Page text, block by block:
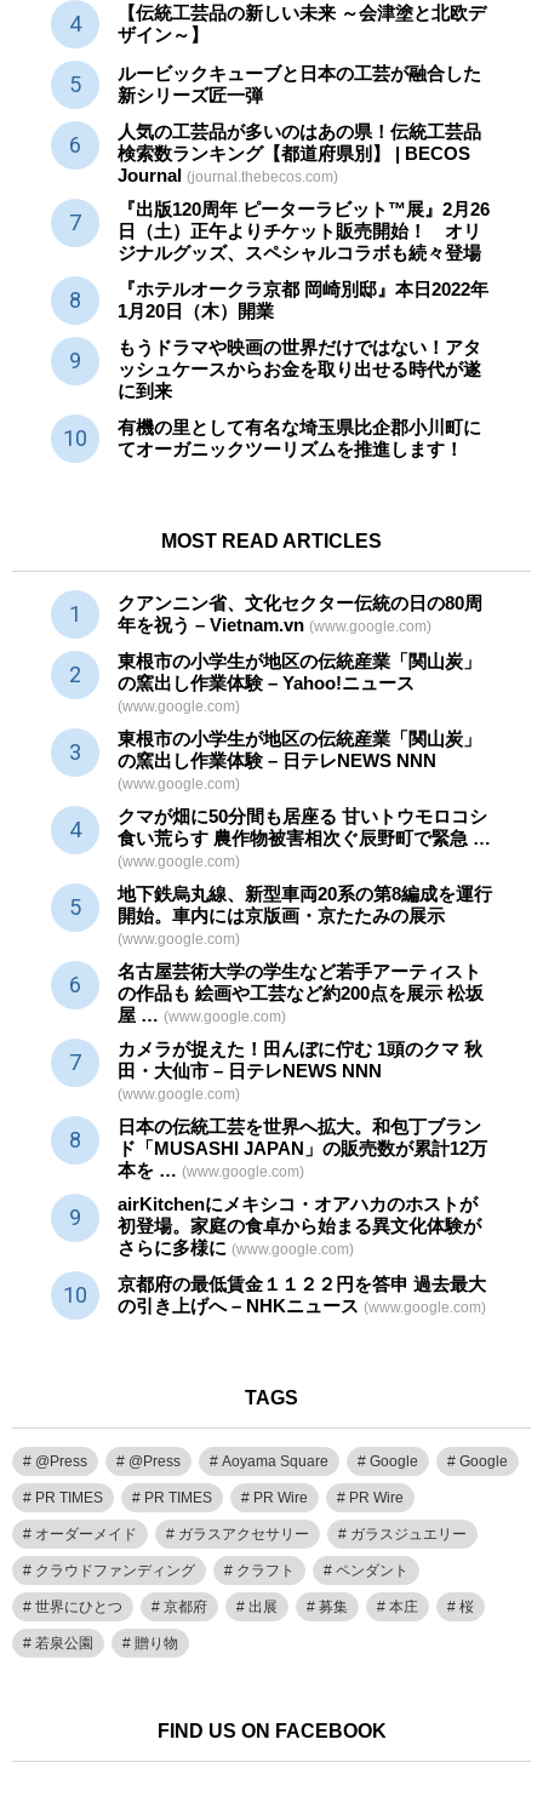
【伝統工芸品の新しい未来 ～会津塗と北欧デ
ザイン～】
ルービックキューブと日本の工芸が融合した
新シリーズ匠一弾
人気の工芸品が多いのはあの県！伝統工芸品
検索数ランキング【都道府県別】 | BECOS
Journal (journal.thebecos.com)
『出版120周年 ピーターラビット™展』2月26
日（土）正午よりチケット販売開始！ オリ
ジナルグッズ、スペシャルコラボも続々登場
『ホテルオークラ京都 岡崎別邸』本日2022年
1月20日（木）開業
もうドラマや映画の世界だけではない！アタ
ッシュケースからお金を取り出せる時代が遂
に到来
有機の里として有名な埼玉県比企郡小川町に
てオーガニックツーリズムを推進します！
MOST READ ARTICLES
クアンニン省、文化セクター伝統の日の80周
年を祝う – Vietnam.vn (www.google.com)
東根市の小学生が地区の伝統産業 「関山炭」
の窯出し作業体験 – Yahoo!ニュース
(www.google.com)
東根市の小学生が地区の伝統産業 「関山炭」
の窯出し作業体験 – 日テレNEWS NNN
(www.google.com)
クマが畑に50分間も居座る 甘いトウモロコシ
食い荒らす 農作物被害相次ぐ辰野町で緊急 …
(www.google.com)
地下鉄烏丸線、新型車両20系の第8編成を運行
開始。車内には京版画・京たたみの展示
(www.google.com)
名古屋芸術大学の学生など若手アーティスト
の作品も 絵画や工芸など約200点を展示 松坂
屋 … (www.google.com)
カメラが捉えた！田んぼに佇む 1頭のクマ 秋
田・大仙市 – 日テレNEWS NNN
(www.google.com)
日本の伝統工芸を世界へ拡大。和包丁ブラン
ド「MUSASHI JAPAN」の販売数が累計12万
本を … (www.google.com)
airKitchenにメキシコ・オアハカのホストが
初登場。家庭の食卓から始まる異文化体験が
さらに多様に (www.google.com)
京都府の最低賃金１１２２円を答申 過去最大
の引き上げへ – NHKニュース (www.google.com)
TAGS
@Press @Press Aoyama Square Google Google
PR TIMES PR TIMES PR Wire PR Wire
オーダーメイド ガラスアクセサリー ガラスジュエリー
クラウドファンディング クラフト ペンダント
世界にひとつ 京都府 出展 募集 本庄 桜
若泉公園 贈り物
FIND US ON FACEBOOK